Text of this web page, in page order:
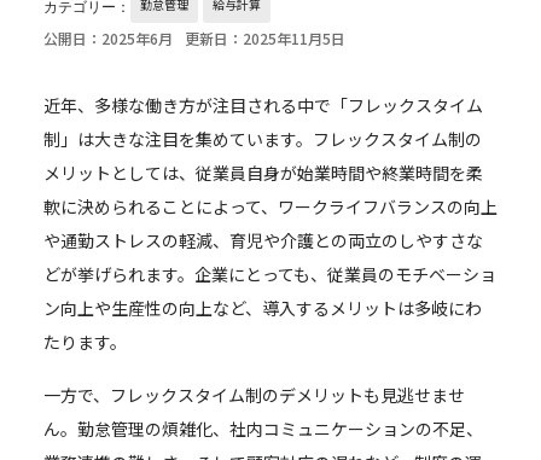
カテゴリー： 勤怠管理 給与計算
公開日：2025年6月 更新日：2025年11月5日
近年、多様な働き方が注目される中で「フレックスタイム
制」は大きな注目を集めています。フレックスタイム制の
メリットとしては、従業員自身が始業時間や終業時間を柔
軟に決められることによって、ワークライフバランスの向上
や通勤ストレスの軽減、育児や介護との両立のしやすさな
どが挙げられます。企業にとっても、従業員のモチベーショ
ン向上や生産性の向上など、導入するメリットは多岐にわ
たります。
一方で、フレックスタイム制のデメリットも見逃せませ
ん。勤怠管理の煩雑化、社内コミュニケーションの不足、